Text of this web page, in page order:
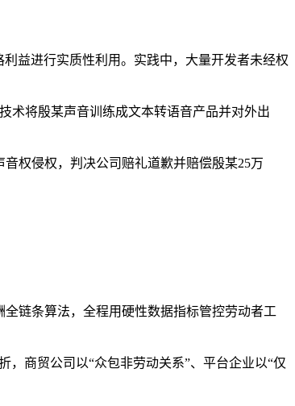
益进行实质性利用。实践中，大量开发者未经权
将殷某声音训练成文本转语音产品并对外出
权侵权，判决公司赔礼道歉并赔偿殷某25万
链条算法，全程用硬性数据指标管控劳动者工
商贸公司以“众包非劳动关系”、平台企业以“仅